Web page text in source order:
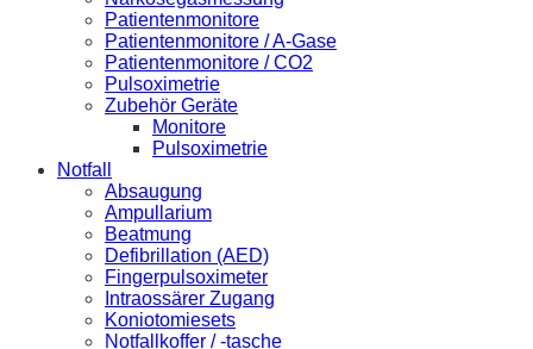
Patientenmonitore
Patientenmonitore / A-Gase
Patientenmonitore / CO2
Pulsoximetrie
Zubehör Geräte
Monitore
Pulsoximetrie
Notfall
Absaugung
Ampullarium
Beatmung
Defibrillation (AED)
Fingerpulsoximeter
Intraossärer Zugang
Koniotomiesets
Notfallkoffer / -tasche